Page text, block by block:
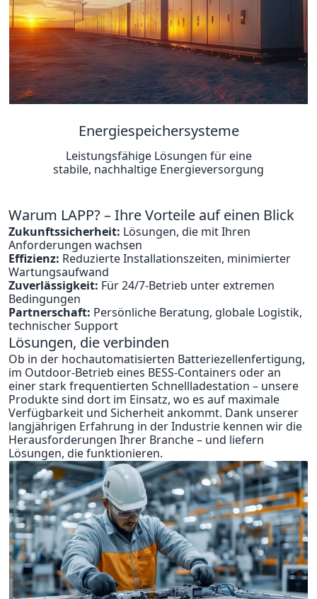
Energiespeichersysteme
Leistungsfähige Lösungen für eine
stabile, nachhaltige Energieversorgung
Warum LAPP? – Ihre Vorteile auf einen Blick
Zukunftssicherheit: Lösungen, die mit Ihren
Anforderungen wachsen
Effizienz: Reduzierte Installationszeiten, minimierter
Wartungsaufwand
Zuverlässigkeit: Für 24/7-Betrieb unter extremen
Bedingungen
Partnerschaft: Persönliche Beratung, globale Logistik,
technischer Support
Lösungen, die verbinden
Ob in der hochautomatisierten Batteriezellenfertigung,
im Outdoor-Betrieb eines BESS-Containers oder an
einer stark frequentierten Schnellladestation – unsere
Produkte sind dort im Einsatz, wo es auf maximale
Verfügbarkeit und Sicherheit ankommt. Dank unserer
langjährigen Erfahrung in der Industrie kennen wir die
Herausforderungen Ihrer Branche – und liefern
Lösungen, die funktionieren.